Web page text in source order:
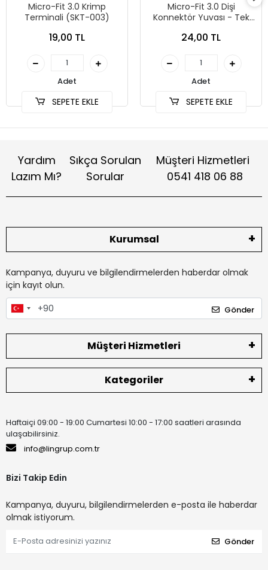
Micro-Fit 3.0 Krimp
Terminali (SKT-003)
19,00 TL
Adet
SEPETE EKLE
Micro-Fit 3.0 Dişi
Konnektör Yuvası - Tek
(SKT-002)
24,00 TL
Adet
SEPETE EKLE
Yardım
Lazım Mı?
Sıkça Sorulan
Sorular
Müşteri Hizmetleri
0541 418 06 88
Kurumsal
Kampanya, duyuru ve bilgilendirmelerden haberdar olmak
için kayıt olun.
Gönder
Müşteri Hizmetleri
Kategoriler
Haftaiçi 09:00 - 19:00 Cumartesi 10:00 - 17:00 saatleri arasında
ulaşabilirsiniz.
info@lingrup.com.tr
Bizi Takip Edin
Kampanya, duyuru, bilgilendirmelerden e-posta ile haberdar
olmak istiyorum.
Gönder